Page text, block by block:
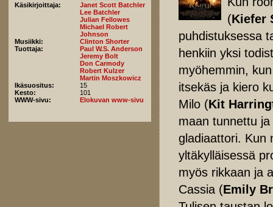
Käsikirjoittaja:
Janet Scott Batchler
Lee Batchler
Julian Fellowes
Michael Robert
Johnson
Musiikki:
Clinton Shorter
Tuottaja:
Paul W.S. Anderson
Jeremy Bolt
Don Carmody
Robert Kulzer
Martin Moszkowicz
Ikäsuositus:
15
Kesto:
101
WWW-sivu:
Elokuvan www-sivu
(Kiefer
puhdistuksessa
henkiin yksi
myöhemmin,
itsekäs ja kiero
Milo (Kit
maan tunnettu
gladiaattori. Kun
yltäkylläisessä
myös rikkaan ja
Cassia (Emily